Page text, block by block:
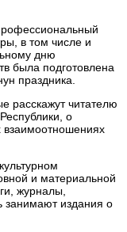
в том числе и
дню
была подготовлена
праздника.
расскажут читателю
о
взаимоотношениях
и материальной
журналы,
занимают издания о